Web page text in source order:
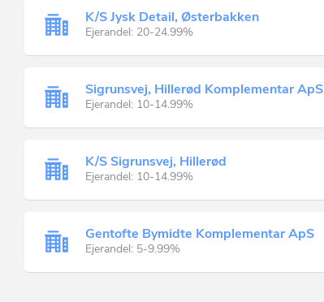
K/S Jysk Detail, Østerbakken
Ejerandel: 20-24.99%
Sigrunsvej, Hillerød Komplementar ApS
Ejerandel: 10-14.99%
K/S Sigrunsvej, Hillerød
Ejerandel: 10-14.99%
Gentofte Bymidte Komplementar ApS
Ejerandel: 5-9.99%